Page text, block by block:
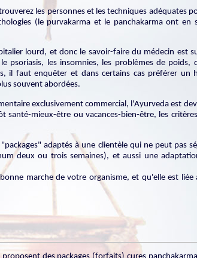
les personnes et les techniques adéquates
(le purvakarma et le panchakarma ont
lourd, et donc le savoir-faire du médecin est
psoriasis, les insomnies, les problèmes de poids,
il faut enquêter et dans certains cas préférer un
souvent abordées.
exclusivement commercial, l'Ayurveda est
santé-mieux-être ou vacances-bien-être, les
adaptés à une clientèle qui ne peut pas
deux ou trois semaines), et aussi une
marche de votre organisme, et qu'elle est